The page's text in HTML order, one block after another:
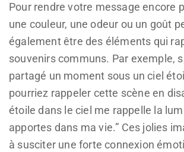
Pour rendre votre message encore
une couleur, une odeur ou un goût
également être des éléments qui
souvenirs communs. Par exemple,
partagé un moment sous un ciel
pourriez rappeler cette scène en
étoile dans le ciel me rappelle la
apportes dans ma vie.” Ces jolies
à susciter une forte connexion